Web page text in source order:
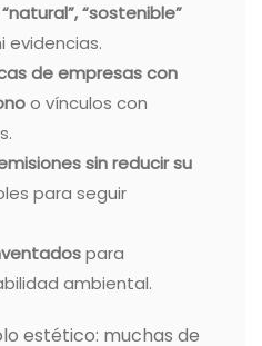
“sostenible”
evidencias.
de empresas con
o vínculos con
sin reducir su
para seguir
para
ambiental.
estético: muchas de